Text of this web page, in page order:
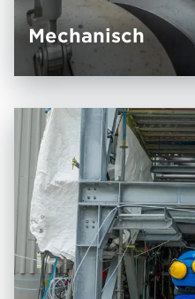
Mechanisch